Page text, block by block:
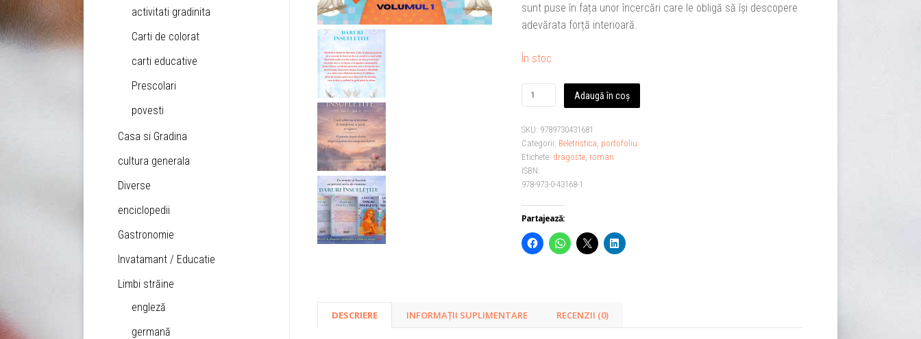
sunt puse în fața unor încercări care le obligă să își descopere
adevărata forță interioară.
În stoc
(Vol
1)
-
Lady
M.
Adaugă în coș
SKU: 9789730431681
Categorii: Beletristica portofoliu
Etichete: dragoste, roman
ISBN:
978-973-0-43168-1
Partajează:
DESCRIERE INFORMAȚII SUPLIMENTARE RECENZII (0)
activitati gradinita
Carti de colorat
carti educative
Prescolari
povesti
Casa si Gradina
cultura generala
Diverse
enciclopedii
Gastronomie
Invatamant / Educatie
Limbi străine
engleză
germană